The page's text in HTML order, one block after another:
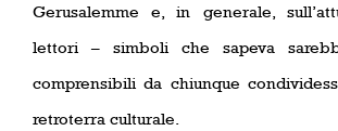
Gerusalemme e, in generale,
lettori – simboli che sapeva
comprensibili da chiunque
retroterra culturale.